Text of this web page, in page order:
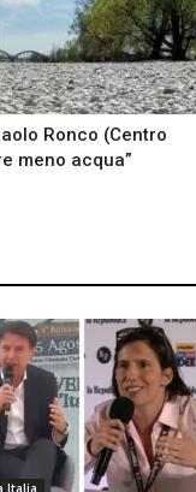
Ronco (Centro
meno acqua”